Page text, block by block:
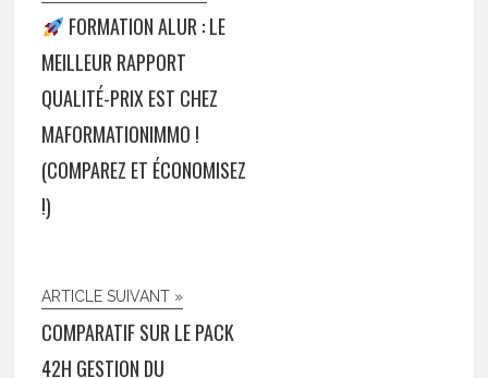
FORMATION ALUR : LE
MEILLEUR RAPPORT
QUALITÉ-PRIX EST CHEZ
MAFORMATIONIMMO !
(COMPAREZ ET ÉCONOMISEZ
!)
ARTICLE SUIVANT »
COMPARATIF SUR LE PACK
42H GESTION DU